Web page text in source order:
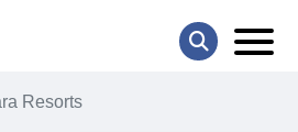
Resorts